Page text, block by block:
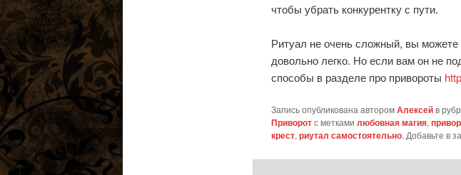
чтобы убрать конкурентку с пути.
Ритуал не очень сложный, вы можете
довольно легко. Но если вам он не
способы в разделе про привороты
Запись опубликована авторомАлексейв
Приворотс метками любовная магия,
крест, риутал самостоятельно. Добавьте в